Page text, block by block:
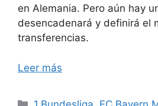
en Alemania. Pero aún hay
desencadenará y definirá el
transferencias.
Leer más
Categorías